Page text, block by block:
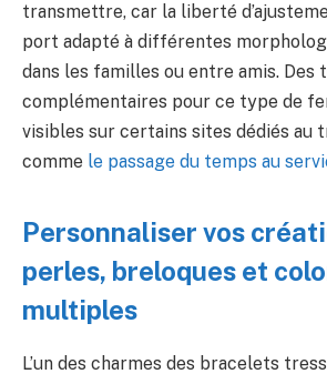
transmettre, car la liberté
port adapté à différentes
dans les familles ou entre amis. Des
complémentaires pour ce type de
visibles sur certains sites dédiés au
comme le passage du temps au
Personnaliser vos
perles, breloques et
multiples
L’un des charmes des bracelets